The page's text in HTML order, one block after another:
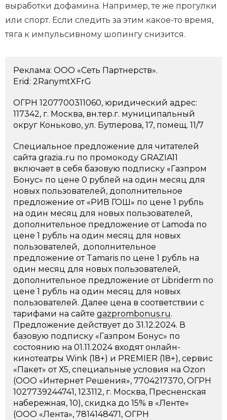
выработки дофамина. Например, те же прогулки
или спорт. Если следить за этим какое-то время,
тяга к импульсивному шопингу снизится.
Реклама: ООО «Сеть Партнерств».
Erid: 2RanymtXFrG
ОГРН 1207700311060, юридический адрес:
117342, г. Москва, вн.тер.г. муниципальный
округ Коньково, ул. Бутлерова, 17, помещ. 11/7
Специальное предложение для читателей
сайта grazia..ru по промокоду GRAZIA11
включает в себя базовую подписку «Газпром
Бонус» по цене 0 рублей на один месяц для
новых пользователей, дополнительное
предложение от «РИВ ГОШ» по цене 1 рубль
на один месяц для новых пользователей,
дополнительное предложение от Lamoda по
цене 1 рубль на один месяц для новых
пользователей, дополнительное
предложение от Tamaris по цене 1 рубль на
один месяц для новых пользователей,
дополнительное предложение от Libriderm по
цене 1 рубль на один месяц для новых
пользователей. Далее цена в соответствии с
тарифами на сайте gazprombonus.ru.
Предложение действует до 31.12.2024. В
базовую подписку «Газпром Бонус» по
состоянию на 01.11.2024 входят онлайн-
кинотеатры Wink (18+) и PREMIER (18+), сервис
«Пакет» от Х5, специальные условия на Ozon
(ООО «Интернет Решения», 7704217370, ОГРН
1027739244741, 123112, г. Москва, Пресненская
набережная, 10), скидка до 15% в «Ленте»
(ООО «Лента», 7814148471, ОГРН